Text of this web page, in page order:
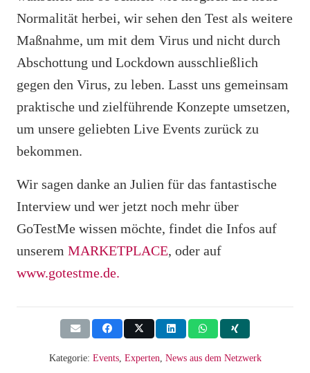
Normalität herbei, wir sehen den Test als weitere
Maßnahme, um mit dem Virus und nicht durch
Abschottung und Lockdown ausschließlich
gegen den Virus, zu leben. Lasst uns gemeinsam
praktische und zielführende Konzepte umsetzen,
um unsere geliebten Live Events zurück zu
bekommen.
Wir sagen danke an Julien für das fantastische
Interview und wer jetzt noch mehr über
GoTestMe wissen möchte, findet die Infos auf
unserem MARKETPLACE, oder auf
www.gotestme.de.
Kategorie: Events, Experten News aus dem Netzwerk